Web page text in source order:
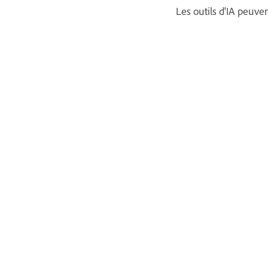
Les outils d'IA